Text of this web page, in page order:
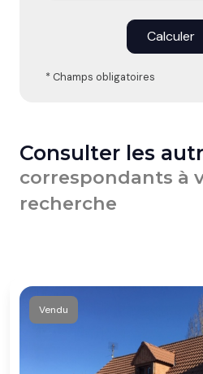
Calculer
* Champs obligatoires
Consulter les
correspondants à
recherche
Vendu